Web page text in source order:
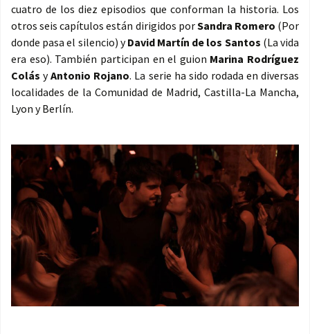
cuatro de los diez episodios que conforman la historia. Los
otros seis capítulos están dirigidos porSandra Romero (Por
donde pasa el silencio) yDavid Martín de los Santos (La vida
era eso). También participan en el guion Marina Rodríguez
Colás yAntonio Rojano. La serie ha sido rodada en diversas
localidades de la Comunidad de Madrid, Castilla-La Mancha,
Lyon y Berlín.